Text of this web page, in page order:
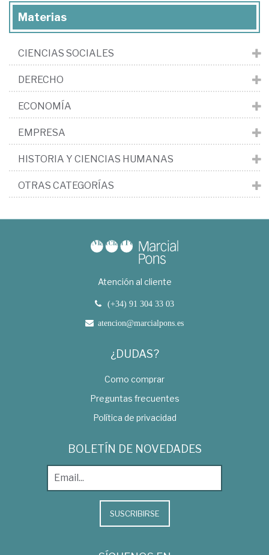
Materias
CIENCIAS SOCIALES
DERECHO
ECONOMÍA
EMPRESA
HISTORIA Y CIENCIAS HUMANAS
OTRAS CATEGORÍAS
Atención al cliente
(+34) 91 304 33 03
atencion@marcialpons.es
¿DUDAS?
Como comprar
Preguntas frecuentes
Política de privacidad
BOLETÍN DE NOVEDADES
SUSCRIBIRSE